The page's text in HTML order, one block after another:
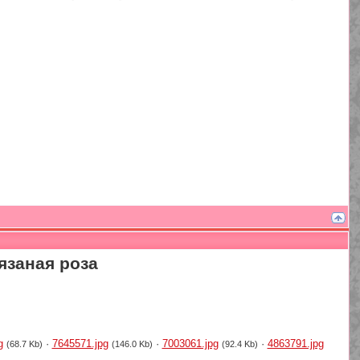
роза
(68.7 Kb) · 7645571.jpg (146.0 Kb) · 7003061.jpg (92.4 Kb) · 4863791.jpg